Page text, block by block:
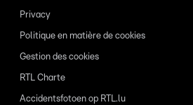
Privacy
Politique en matière de cookies
Gestion des cookies
RTL Charte
Accidentsfotoen op RTL.lu